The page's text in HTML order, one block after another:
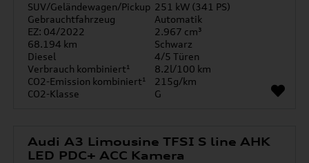
SUV/Geländewagen/Pickup 251 kW (341 PS)
Gebrauchtfahrzeug
Automatik
EZ: 04/2022
2.967 cm³
68.194 km
Schwarz
Diesel
4/5 Türen
Verbrauch kombiniert¹
8.2l/100 km
CO2-Emission kombiniert¹
215g/km
CO2-Klasse
G
Audi A3 Limousine TFSI S line AHK
LED PDC+ ACC Kamera